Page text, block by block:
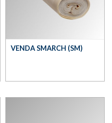
VENDA SMARCH (SM)